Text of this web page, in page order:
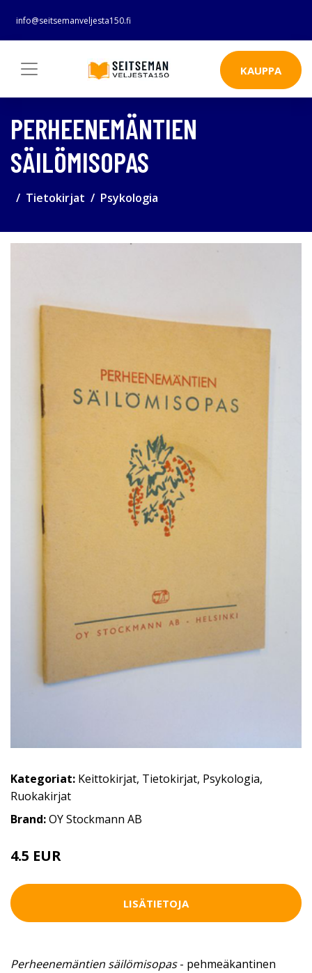
info@seitsemanveljesta150.fi
KAUPPA
PERHEENEMÄNTIEN
SÄILÖMISOPAS
Tietokirjat Psykologia
Kategoriat: Keittokirjat, Tietokirjat, Psykologia,
Ruokakirjat
Brand:OY Stockmann AB
4.5 EUR
LISÄTIETOJA
Perheenemäntien säilömisopas- pehmeäkantinen